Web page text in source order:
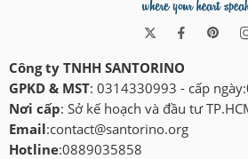
Công ty TNHH SANTORINO
GPKD & MST: 0314330993 - cấp
Nơi cấp: Sở kế hoạch và đầu tư
Email:contact@santorino.org
Hotline:0889035858